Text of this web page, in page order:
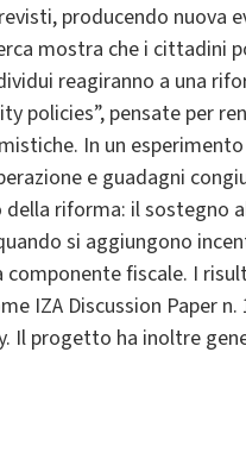
producendo nuova
mostra che i cittadini
reagiranno a una
policies”, pensate per
In un
e guadagni
riforma: il sostegno
si aggiungono
fiscale. I
IZA Discussion Paper
progetto ha inoltre